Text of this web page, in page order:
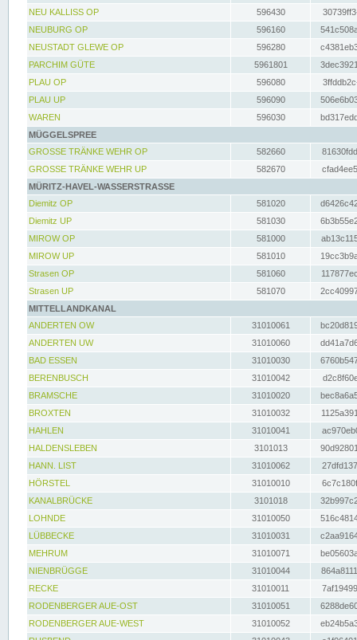
NEU KALLISS OP
596430
NEUBURG OP
596160
NEUSTADT GLEWE OP
596280
PARCHIM GÜTE
5961801
PLAU OP
596080
PLAU UP
596090
WAREN
596030
MÜGGELSPREE
GROSSE TRÄNKE WEHR OP
582660
GROSSE TRÄNKE WEHR UP
582670
MÜRITZ-HAVEL-WASSERSTRASSE
Diemitz OP
581020
Diemitz UP
581030
MIROW OP
581000
MIROW UP
581010
Strasen OP
581060
Strasen UP
581070
MITTELLANDKANAL
ANDERTEN OW
31010061
ANDERTEN UW
31010060
BAD ESSEN
31010030
BERENBUSCH
31010042
BRAMSCHE
31010020
BROXTEN
31010032
HAHLEN
31010041
HALDENSLEBEN
3101013
HANN. LIST
31010062
HÖRSTEL
31010010
KANALBRÜCKE
3101018
LOHNDE
31010050
LÜBBECKE
31010031
MEHRUM
31010071
NIENBRÜGGE
31010044
RECKE
31010011
RODENBERGER AUE-OST
31010051
RODENBERGER AUE-WEST
31010052